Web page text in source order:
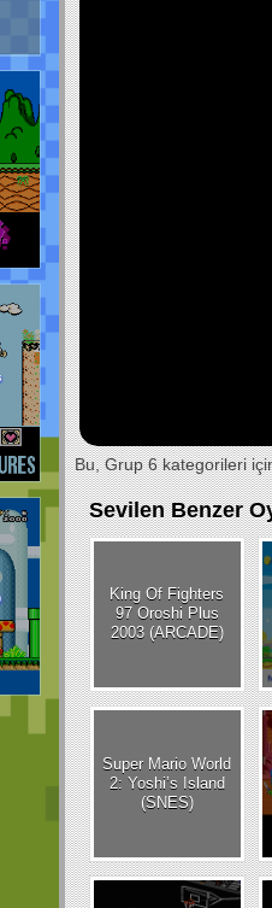
Bu, Grup 6 kategorileri
Sevilen Benzer
King Of Fighters
97 Oroshi Plus
2003 (ARCADE)
Super Mario World
2: Yoshi’s Island
(SNES)
Super Mario World 2:
Yoshi’s Island (SNES)
Kung Fu Mario (NES)
Tiny Mario Adventures
(NES)